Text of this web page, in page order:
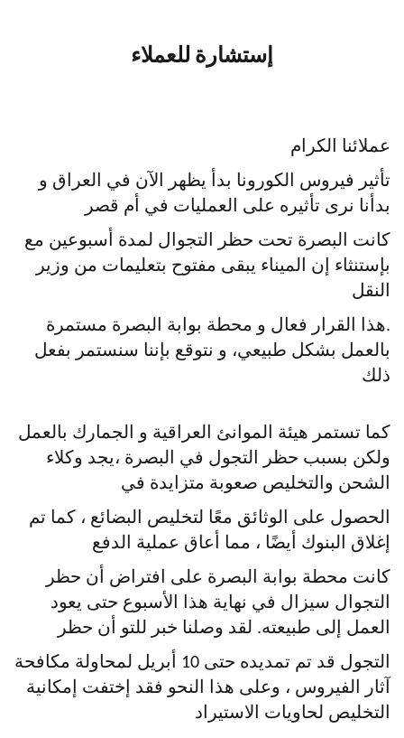
إستشارة للعملاء
عملائنا الكرام
تأثير فيروس الكورونا بدأ يظهر الآن في العراق و
بدأنا نرى تأثيره على العمليات في أم قصر
كانت البصرة تحت حظر التجوال لمدة أسبوعين مع
بإستنثاء إن الميناء يبقى مفتوح بتعليمات من وزير
النقل
.هذا القرار فعال و محطة بوابة البصرة مستمرة
بالعمل بشكل طبيعي، و نتوقع بإننا سنستمر بفعل
ذلك
كما تستمر هيئة الموانئ العراقية و الجمارك بالعمل
ولكن بسبب حظر التجول في البصرة ،يجد وكلاء
الشحن والتخليص صعوبة متزايدة في
الحصول على الوثائق معًا لتخليص البضائع ، كما تم
إغلاق البنوك أيضًا ، مما أعاق عملية الدفع
كانت محطة بوابة البصرة على افتراض أن حظر
التجوال سيزال في نهاية هذا الأسبوع حتى يعود
العمل إلى طبيعته. لقد وصلنا خبر للتو أن حظر
التجول قد تم تمديده حتى 10 أبريل لمحاولة مكافحة
آثار الفيروس ، وعلى هذا النحو فقد إختفت إمكانية
التخليص لحاويات الاستيراد